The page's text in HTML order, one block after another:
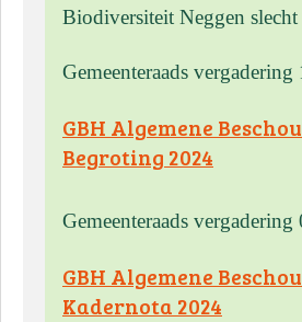
Biodiversiteit Neggen slecht
Gemeenteraads vergadering
GBH Algemene
Begroting 2024
Gemeenteraads
GBH Algemene
Kadernota 2024